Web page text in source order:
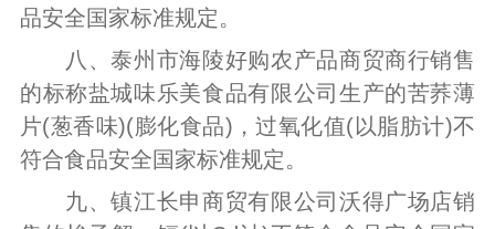
品安全国家标准规定。
八、泰州市海陵好购农产品商贸商行销售
的标称盐城味乐美食品有限公司生产的苦荞薄
片(葱香味)(膨化食品)，过氧化值(以脂肪计)不
符合食品安全国家标准规定。
九、镇江长申商贸有限公司沃得广场店销